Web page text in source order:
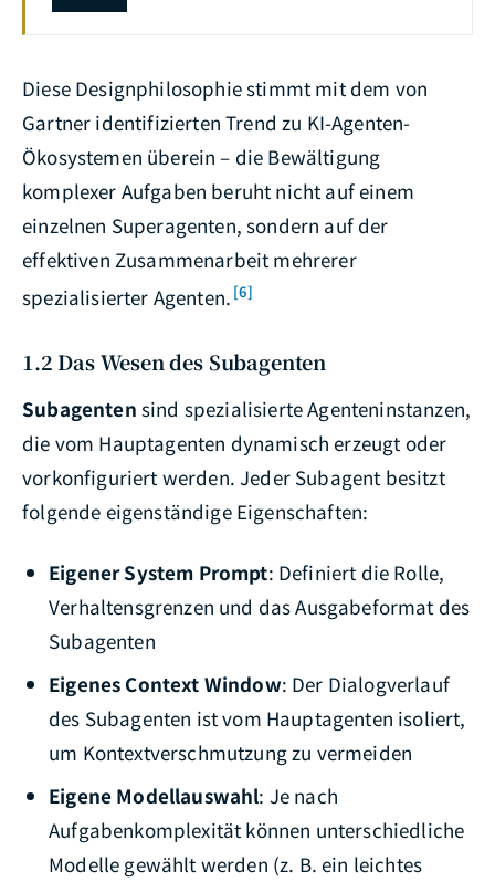
Diese Designphilosophie stimmt mit dem von
Gartner identifizierten Trend zu KI-Agenten-
Ökosystemen überein – die Bewältigung
komplexer Aufgaben beruht nicht auf einem
einzelnen Superagenten, sondern auf der
effektiven Zusammenarbeit mehrerer
spezialisierter Agenten. [6]
1.2 Das Wesen des Subagenten
Subagenten sind spezialisierte Agenteninstanzen,
die vom Hauptagenten dynamisch erzeugt oder
vorkonfiguriert werden. Jeder Subagent besitzt
folgende eigenständige Eigenschaften:
Eigener System Prompt: Definiert die Rolle,
Verhaltensgrenzen und das Ausgabeformat des
Subagenten
Eigenes Context Window: Der Dialogverlauf
des Subagenten ist vom Hauptagenten isoliert,
um Kontextverschmutzung zu vermeiden
Eigene Modellauswahl: Je nach
Aufgabenkomplexität können unterschiedliche
Modelle gewählt werden (z. B. ein leichtes